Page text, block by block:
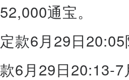
通宝。
款6月29日
6月29日20:13-